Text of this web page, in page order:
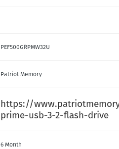
PEF500GRPMW32U
Patriot Memory
https://
prime-usb-3-2-flash-drive
6 Month